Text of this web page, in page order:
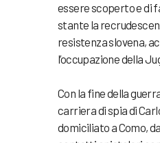
essere scoperto e di
stante la
resistenza slovena,
l’occupazione della
Con la fine della
carriera di spia di
domiciliato a Como,